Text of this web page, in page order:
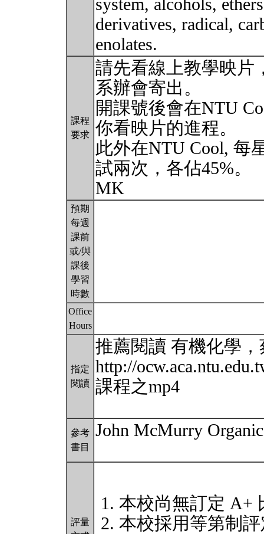
system, alcohols,
derivatives, radical,
enolates.
課程
要求
請先看線上教學映片
系辦會寄出。
開課號後會在NTU
你看映片的進程。
此外在NTU Cool, 每
試兩次，各佔45%。
MK
預期
每週
課前
或/與
課後
學習
時數
Office
Hours
指定
閱讀
推薦閱讀 有機化學
http://
課程之mp4
參考
書目
John McMurry
評量
本校尚無訂定 A+
本校採用等第制